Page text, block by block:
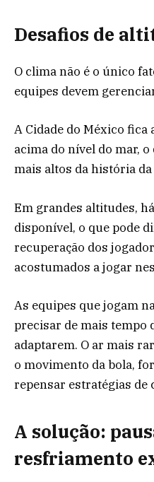
Desafios de
O clima não é o único
equipes devem
A Cidade do México fica
acima do nível do mar,
mais altos da história da
Em grandes altitudes,
disponível, o que pode
recuperação dos
acostumados a jogar
As equipes que jogam
precisar de mais tempo
adaptarem. O ar mais
o movimento da bola,
repensar estratégias de
A solução:
resfriamento